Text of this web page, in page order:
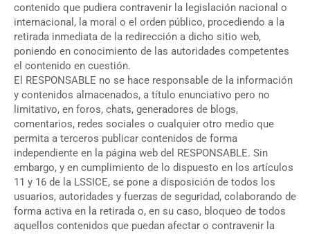
contenido que pudiera contravenir la legislación nacional o
internacional, la moral o el orden público, procediendo a la
retirada inmediata de la redirección a dicho sitio web,
poniendo en conocimiento de las autoridades competentes
el contenido en cuestión.
El RESPONSABLE no se hace responsable de la información
y contenidos almacenados, a título enunciativo pero no
limitativo, en foros, chats, generadores de blogs,
comentarios, redes sociales o cualquier otro medio que
permita a terceros publicar contenidos de forma
independiente en la página web del RESPONSABLE. Sin
embargo, y en cumplimiento de lo dispuesto en los artículos
11 y 16 de la LSSICE, se pone a disposición de todos los
usuarios, autoridades y fuerzas de seguridad, colaborando de
forma activa en la retirada o, en su caso, bloqueo de todos
aquellos contenidos que puedan afectar o contravenir la